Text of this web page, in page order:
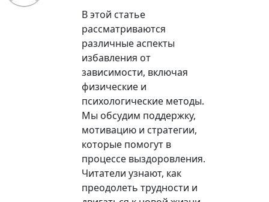
В этой статье
рассматриваются
различные аспекты
избавления от
зависимости, включая
физические и
психологические методы.
Мы обсудим поддержку,
мотивацию и стратегии,
которые помогут в
процессе выздоровления.
Читатели узнают, как
преодолеть трудности и